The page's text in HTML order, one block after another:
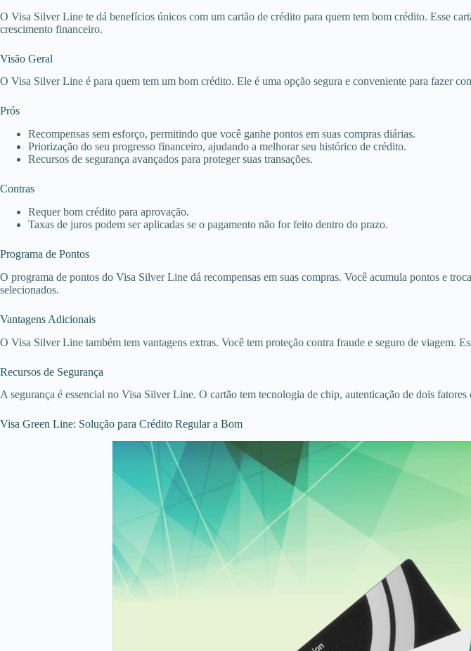
O Visa Silver Line te dá benefícios únicos com um cartão de crédito para quem tem bom crédito. Esse
crescimento financeiro.
Visão Geral
O Visa Silver Line é para quem tem um bom crédito. Ele é uma opção segura e conveniente para fazer
Prós
Recompensas sem esforço, permitindo que você ganhe pontos em suas compras diárias.
Priorização do seu progresso financeiro, ajudando a melhorar seu histórico de crédito.
Recursos de segurança avançados para proteger suas transações.
Contras
Requer bom crédito para aprovação.
Taxas de juros podem ser aplicadas se o pagamento não for feito dentro do prazo.
Programa de Pontos
O programa de pontos do Visa Silver Line dá recompensas em suas compras. Você acumula pontos e
selecionados.
Vantagens Adicionais
O Visa Silver Line também tem vantagens extras. Você tem proteção contra fraude e seguro de viagem.
Recursos de Segurança
A segurança é essencial no Visa Silver Line. O cartão tem tecnologia de chip, autenticação de dois
Visa Green Line: Solução para Crédito Regular a Bom